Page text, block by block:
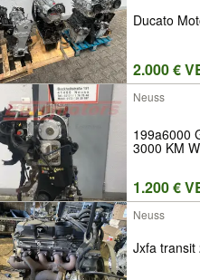
Ducato
2.000 €
Neuss
199a6000
3000 KM
1.200 €
Neuss
Jxfa